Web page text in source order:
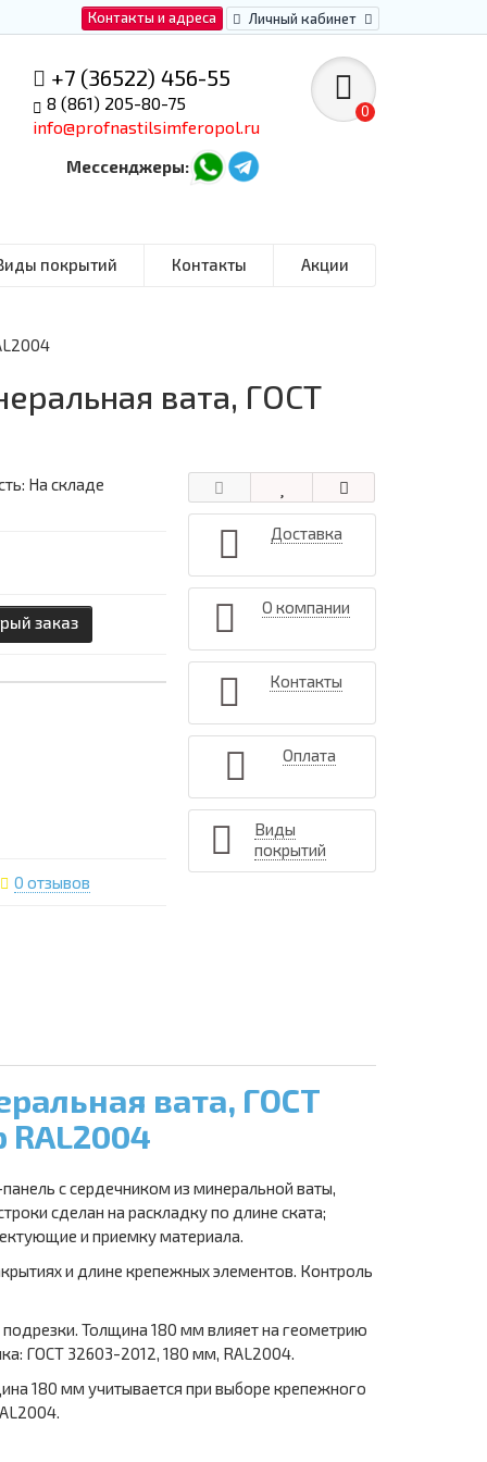
Контакты и адреса Личный кабинет
+7 (36522) 456-55
8 (861) 205-80-75
info@profnastilsimferopol.ru
Мессенджеры:
0
покрытий Контакты Акции
вата, ГОСТ
На складе
заказ
0 отзывов
Доставка
О компании
Контакты
Оплата
Виды
покрытий
вата, ГОСТ
с сердечником из минеральной ваты,
сделан на раскладку по длине ската;
и приемку материала.
и длине крепежных элементов. Контроль
подрезки. Толщина 180 мм влияет на геометрию
ГОСТ 32603-2012, 180 мм, RAL2004.
180 мм учитывается при выборе крепежного